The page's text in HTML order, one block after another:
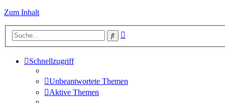
Zum Inhalt
Suche
Schnellzugriff
Unbeantwortete Themen
Aktive Themen